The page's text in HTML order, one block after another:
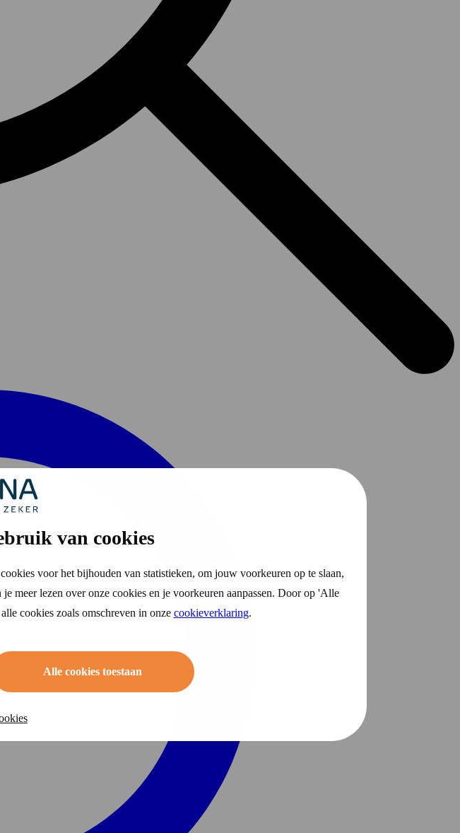
van cookies
voor het bijhouden van statistieken, om jouw voorkeuren op te slaan,
meer lezen over onze cookies en je voorkeuren aanpassen. Door op 'Alle
cookies zoals omschreven in onze cookieverklaring.
Alle cookies toestaan